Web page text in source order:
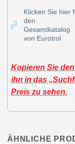
Klicken Sie hier
den
Gesamtkatalog
von Eurotrol
Kopieren Sie
ihn in das
Preis zu sehen.
ÄHNLICHE